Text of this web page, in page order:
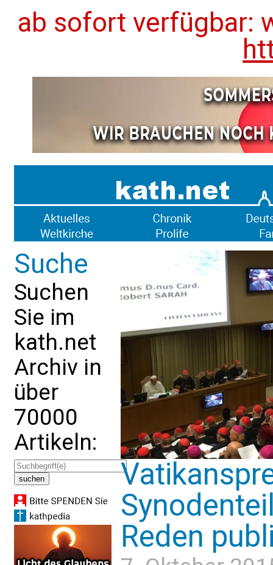
ab sofort verfügbar:
Suche
Suchen
Sie im
kath.net
Archiv in
über
70000
Artikeln:
Reden